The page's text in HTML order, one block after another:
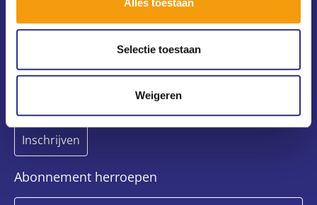
Alles toestaan
Selectie toestaan
Weigeren
Nieuwsbrief
Abonnement herroepen